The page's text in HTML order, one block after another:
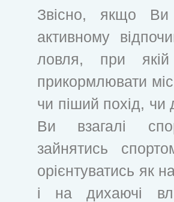
Звісно, якщо Ви
активному
ловля, при
прикормлювати
чи піший похід,
Ви взагалі
зайнятись
орієнтуватись як
і на дихаючі